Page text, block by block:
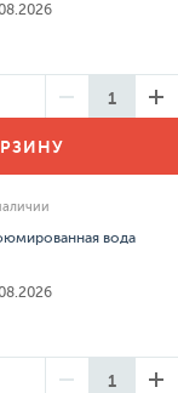
вода